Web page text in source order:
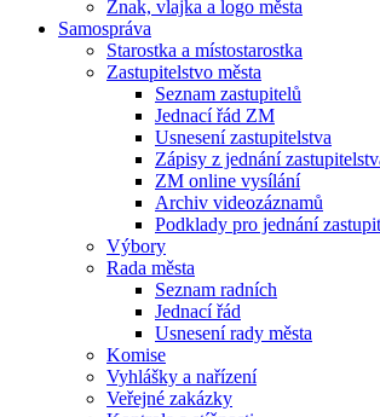
Znak, vlajka a logo města
Samospráva
Starostka a místostarostka
Zastupitelstvo města
Seznam zastupitelů
Jednací řád ZM
Usnesení zastupitelstva
Zápisy z jednání
ZM online vysílání
Archiv videozáznamů
Podklady pro jednání
Výbory
Rada města
Seznam radních
Jednací řád
Usnesení rady města
Komise
Vyhlášky a nařízení
Veřejné zakázky